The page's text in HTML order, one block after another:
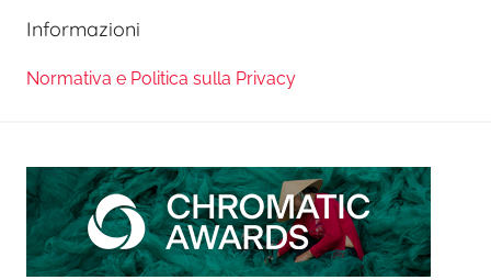
Informazioni
Normativa e Politica sulla Privacy